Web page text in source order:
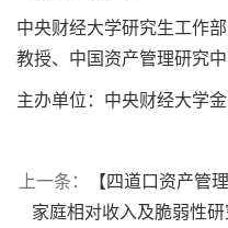
中央财经大学研究生工作
教授、中国资产管理研究
主办单位：中央财经大学
上一条：
【四道口资产管
家庭相对收入及脆弱性